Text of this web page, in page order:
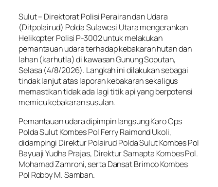
Sulut – Direktorat Polisi Perairan dan Udara
(Ditpolairud) Polda Sulawesi Utara mengerahkan
Helikopter Polisi P-3002 untuk melakukan
pemantauan udara terhadap kebakaran hutan dan
lahan (karhutla) di kawasan Gunung Soputan,
Selasa (4/8/2026). Langkah ini dilakukan sebagai
tindak lanjut atas laporan kebakaran sekaligus
memastikan tidak ada lagi titik api yang berpotensi
memicu kebakaran susulan.
Pemantauan udara dipimpin langsung Karo Ops
Polda Sulut Kombes Pol Ferry Raimond Ukoli,
didampingi Direktur Polairud Polda Sulut Kombes Pol
Bayuaji Yudha Prajas, Direktur Samapta Kombes Pol.
Mohamad Zamroni, serta Dansat Brimob Kombes
Pol Robby M. Samban.